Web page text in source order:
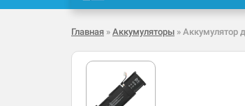
Главная » Аккумуляторы » Аккумулятор